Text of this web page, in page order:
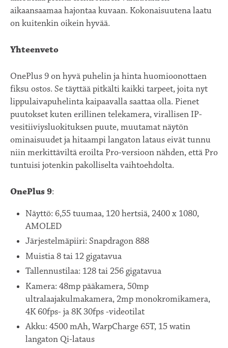
aikaansaamaa hajontaa kuvaan. Kokonaisuutena laatu
on kuitenkin oikein hyvää.
Yhteenveto
OnePlus 9 on hyvä puhelin ja hinta huomioonottaen
fiksu ostos. Se täyttää pitkälti kaikki tarpeet, joita nyt
lippulaivapuhelinta kaipaavalla saattaa olla. Pienet
puutokset kuten erillinen telekamera, virallisen IP-
vesitiiviysluokituksen puute, muutamat näytön
ominaisuudet ja hitaampi langaton lataus eivät tunnu
niin merkittäviltä eroilta Pro-versioon nähden, että Pro
tuntuisi jotenkin pakolliselta vaihtoehdolta.
OnePlus 9:
Näyttö: 6,55 tuumaa, 120 hertsiä, 2400 x 1080,
AMOLED
Järjestelmäpiiri: Snapdragon 888
Muistia 8 tai 12 gigatavua
Tallennustilaa: 128 tai 256 gigatavua
Kamera: 48mp pääkamera, 50mp
ultralaajakulmakamera, 2mp monokromikamera,
4K 60fps- ja 8K 30fps -videotilat
Akku: 4500 mAh, WarpCharge 65T, 15 watin
langaton Qi-lataus